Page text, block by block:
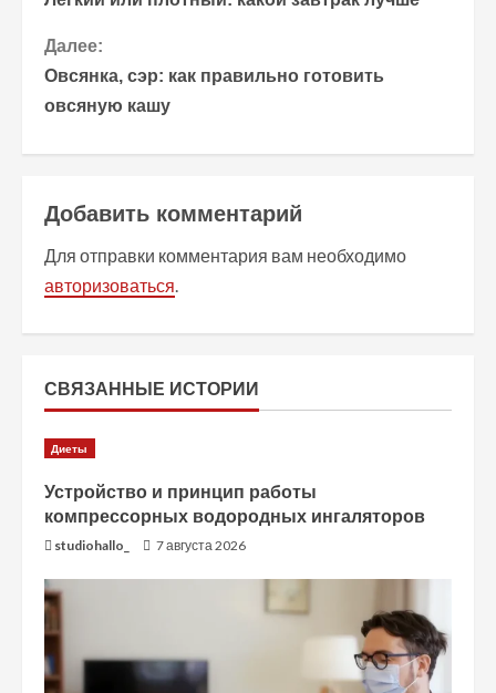
о
д
о
л
ж
и
ь
ч
т
е
н
и
е
Далее:
Овсянка, сэр: как правильно готовить
овсяную кашу
Добавить комментарий
Для отправки комментария вам необходимо
авторизоваться.
СВЯЗАННЫЕ ИСТОРИИ
Диеты
Устройство и принцип работы
компрессорных водородных ингаляторов
studiohallo_ 7 августа 2026